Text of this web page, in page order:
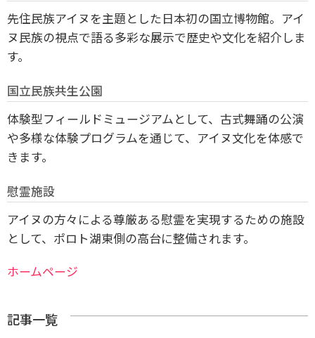
先住民族アイヌを主題とした日本初の国立博物館。アイ
ヌ民族の視点で語る多彩な展示で歴史や文化を紹介しま
す。
国立民族共生公園
体験型フィールドミュージアムとして、古式舞踊の公演
や多様な体験プログラムを通じて、アイヌ文化を体感で
きます。
慰霊施設
アイヌの方々による尊厳ある慰霊を実現するための施設
として、ポロト湖東側の高台に整備されます。
ホームページ
記事一覧